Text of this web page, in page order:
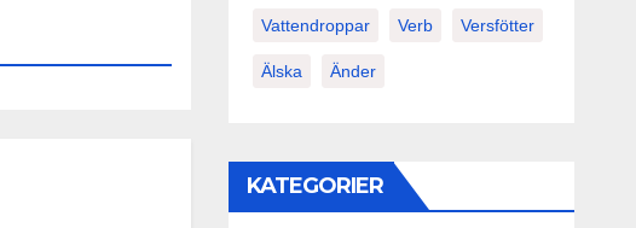
Vattendroppar Verb Versfötter
Älska Änder
KATEGORIER